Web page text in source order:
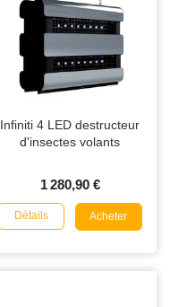
Infiniti 4 LED destructeur
d'insectes volants
1 280,90 €
Détails Acheter